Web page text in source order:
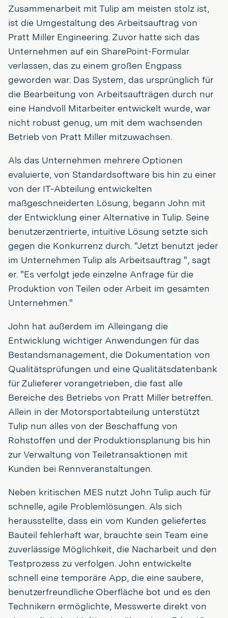
Zusammenarbeit mit Tulip am meisten stolz ist,
ist die Umgestaltung des Arbeitsauftrag von
Pratt Miller Engineering. Zuvor hatte sich das
Unternehmen auf ein SharePoint-Formular
verlassen, das zu einem großen Engpass
geworden war. Das System, das ursprünglich für
die Bearbeitung von Arbeitsaufträgen durch nur
eine Handvoll Mitarbeiter entwickelt wurde, war
nicht robust genug, um mit dem wachsenden
Betrieb von Pratt Miller mitzuwachsen.
Als das Unternehmen mehrere Optionen
evaluierte, von Standardsoftware bis hin zu einer
von der IT-Abteilung entwickelten
maßgeschneiderten Lösung, begann John mit
der Entwicklung einer Alternative in Tulip. Seine
benutzerzentrierte, intuitive Lösung setzte sich
gegen die Konkurrenz durch. "Jetzt benutzt jeder
im Unternehmen Tulip als Arbeitsauftrag ", sagt
er. "Es verfolgt jede einzelne Anfrage für die
Produktion von Teilen oder Arbeit im gesamten
Unternehmen."
John hat außerdem im Alleingang die
Entwicklung wichtiger Anwendungen für das
Bestandsmanagement, die Dokumentation von
Qualitätsprüfungen und eine Qualitätsdatenbank
für Zulieferer vorangetrieben, die fast alle
Bereiche des Betriebs von Pratt Miller betreffen.
Allein in der Motorsportabteilung unterstützt
Tulip nun alles von der Beschaffung von
Rohstoffen und der Produktionsplanung bis hin
zur Verwaltung von Teiletransaktionen mit
Kunden bei Rennveranstaltungen.
Neben kritischen MES nutzt John Tulip auch für
schnelle, agile Problemlösungen. Als sich
herausstellte, dass ein vom Kunden geliefertes
Bauteil fehlerhaft war, brauchte sein Team eine
zuverlässige Möglichkeit, die Nacharbeit und den
Testprozess zu verfolgen. John entwickelte
schnell eine temporäre App, die eine saubere,
benutzerfreundliche Oberfläche bot und es den
Technikern ermöglichte, Messwerte direkt von